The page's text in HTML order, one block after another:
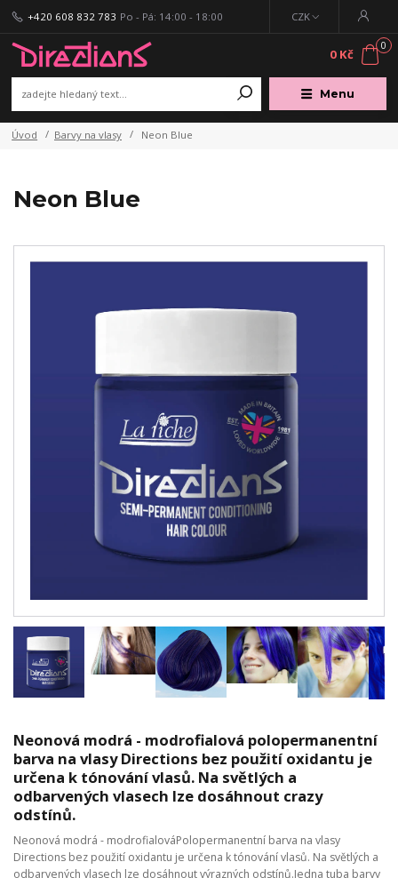
Menu
CZK
+420 608 832 783 Po - Pá: 14:00 - 18:00
0
0 Kč
Úvod Barvy na vlasy Neon Blue
Neon Blue
Neonová modrá - modrofialová polopermanentní
barva na vlasy Directions bez použití oxidantu je
určena k tónování vlasů. Na světlých a
odbarvených vlasech lze dosáhnout crazy
odstínů.
Neonová modrá - modrofialováPolopermanentní barva na vlasy
Directions bez použití oxidantu je určena k tónování vlasů. Na světlých a
odbarvených vlasech lze dosáhnout výrazných odstínů.Jedna tuba barvy